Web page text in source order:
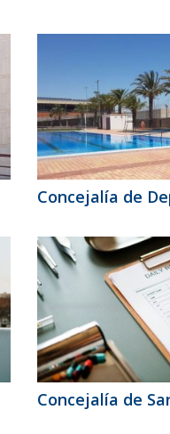
Concejalía de
Concejalía de